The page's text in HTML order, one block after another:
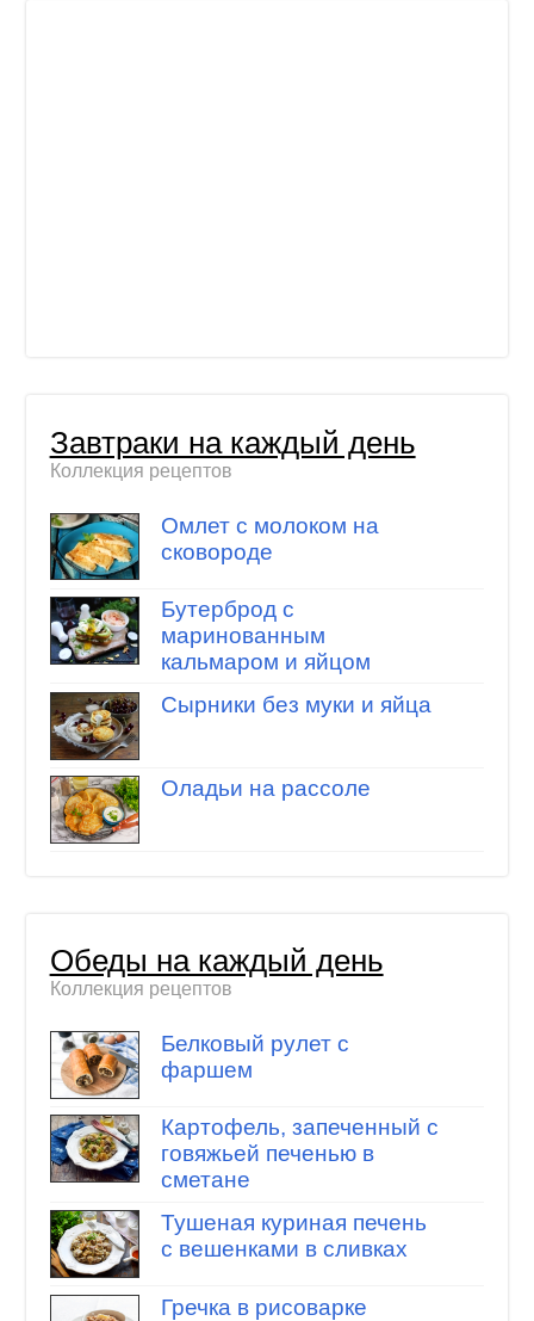
Завтраки на каждый день
Коллекция рецептов
Омлет с молоком на
сковороде
Бутерброд с
маринованным
кальмаром и яйцом
Сырники без муки и яйца
Оладьи на рассоле
Обеды на каждый день
Коллекция рецептов
Белковый рулет с
фаршем
Картофель, запеченный с
говяжьей печенью в
сметане
Тушеная куриная печень
с вешенками в сливках
Гречка в рисоварке